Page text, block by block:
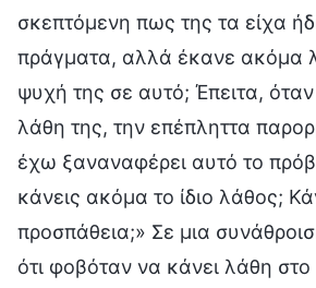
σκεπτόμενη πως της τα είχα
πράγματα, αλλά έκανε ακόμα
ψυχή της σε αυτό; Έπειτα,
λάθη της, την επέπληττα
έχω ξαναναφέρει αυτό το
κάνεις ακόμα το ίδιο λάθος;
προσπάθεια;» Σε μια
ότι φοβόταν να κάνει λάθη